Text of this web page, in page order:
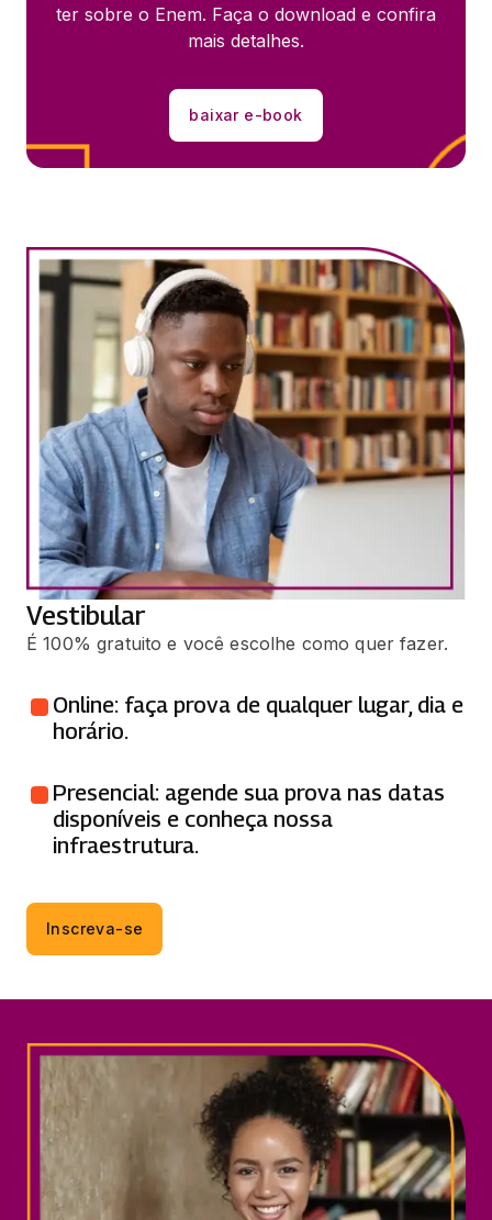
ter sobre o Enem. Faça o download e confira
mais detalhes.
baixar e-book
Vestibular
É 100% gratuito e você escolhe como quer fazer.
Online: faça prova de qualquer lugar, dia e
horário.
Presencial: agende sua prova nas datas
disponíveis e conheça nossa
infraestrutura.
Inscreva-se